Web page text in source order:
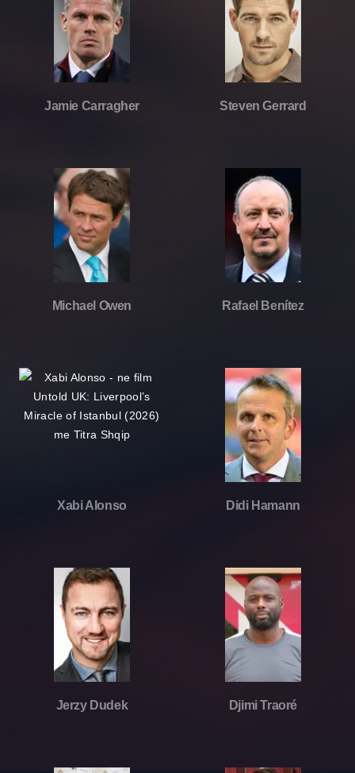
Jamie Carragher Steven Gerrard
Michael Owen Rafael Benítez
Xabi Alonso Didi Hamann
Jerzy Dudek Djimi Traoré